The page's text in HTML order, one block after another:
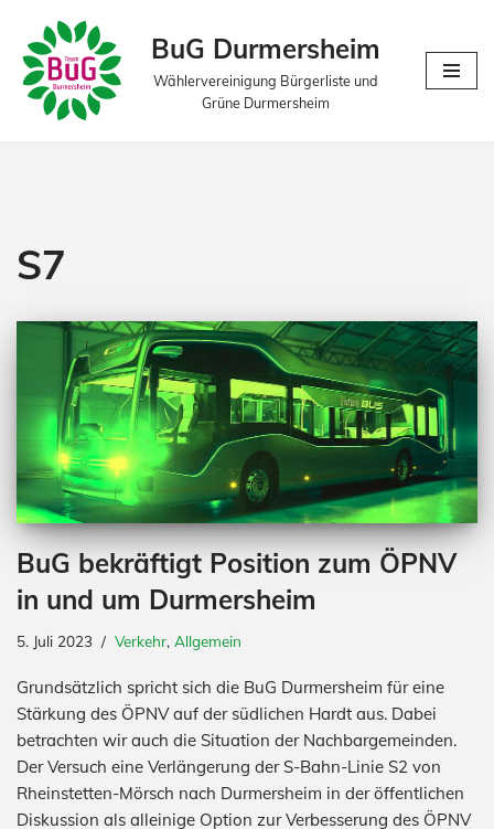
Zum
Inhalt
springen
BuG Durmersheim
Wählervereinigung Bürgerliste und
Grüne Durmersheim
S7
BuG bekräftigt Position zum ÖPNV
in und um Durmersheim
5. Juli 2023 Verkehr, Allgemein
Grundsätzlich spricht sich die BuG Durmersheim für eine
Stärkung des ÖPNV auf der südlichen Hardt aus. Dabei
betrachten wir auch die Situation der Nachbargemeinden.
Der Versuch eine Verlängerung der S-Bahn-Linie S2 von
Rheinstetten-Mörsch nach Durmersheim in der öffentlichen
Diskussion als alleinige Option zur Verbesserung des ÖPNV